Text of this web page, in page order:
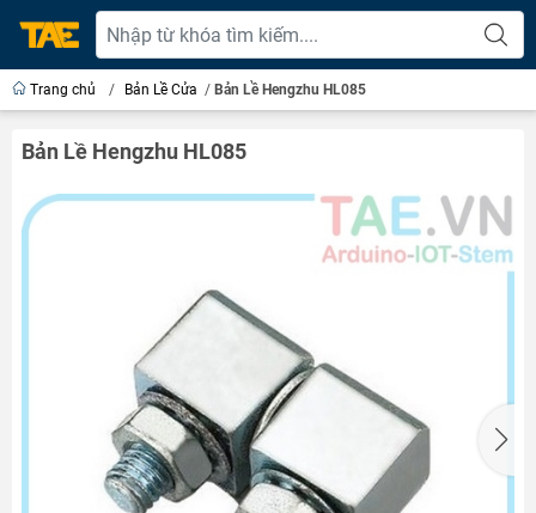
Trang chủ / Bản Lề Cửa / Bản Lề Hengzhu HL085
Bản Lề Hengzhu HL085